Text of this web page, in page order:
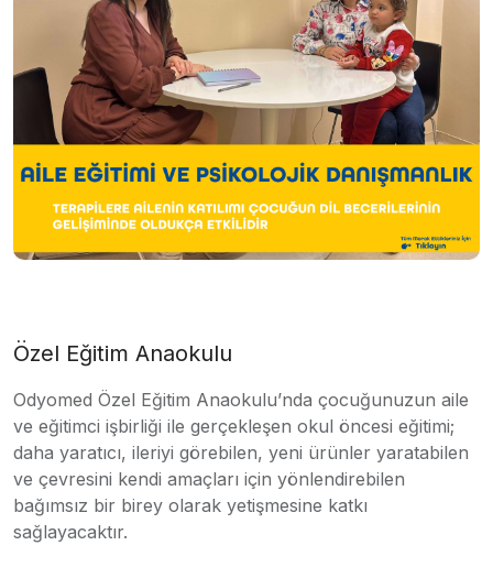
Özel Eğitim Anaokulu
Odyomed Özel Eğitim Anaokulu’nda çocuğunuzun aile
ve eğitimci işbirliği ile gerçekleşen okul öncesi eğitimi;
daha yaratıcı, ileriyi görebilen, yeni ürünler yaratabilen
ve çevresini kendi amaçları için yönlendirebilen
bağımsız bir birey olarak yetişmesine katkı
sağlayacaktır.